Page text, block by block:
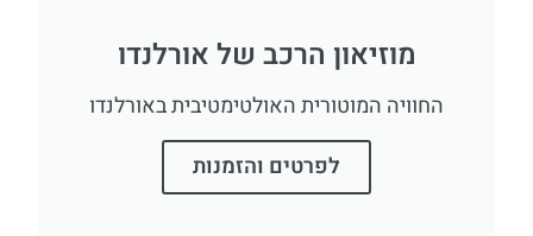
מוזיאון הרכב של אורלנדו
החוויה המוטורית האולטימטיבית באורלנדו
לפרטים והזמנות